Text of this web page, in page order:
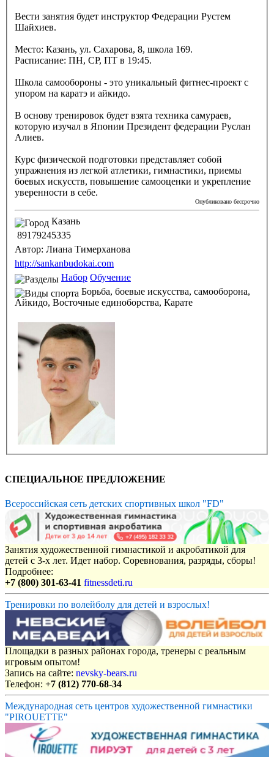
Вести занятия будет инструктор Федерации Рустем
Шайхиев.
Место: Казань, ул. Сахарова, 8, школа 169.
Расписание: ПН, СР, ПТ в 19:45.
Школа самообороны - это уникальный фитнес-проект с
упором на каратэ и айкидо.
В основу тренировок будет взята техника самураев,
которую изучал в Японии Президент федерации Руслан
Алиев.
Курс физической подготовки представляет собой
упражнения из легкой атлетики, гимнастики, приемы
боевых искусств, повышение самооценки и укрепление
уверенности в себе.
Опубликовано бессрочно
Казань
89179245335
Автор: Лиана Тимерханова
http://sankanbudokai.com
Набор Обучение
Борьба, боевые искусства, самооборона,
Айкидо, Восточные единоборства, Карате
СПЕЦИАЛЬНОЕ ПРЕДЛОЖЕНИЕ
Всероссийская сеть детских спортивных школ "FD"
Занятия художественной гимнастикой и акробатикой для
детей с 3-х лет. Идет набор. Соревнования, разряды, сборы!
Подробнее:
+7 (800) 301-63-41 fitnessdeti.ru
Тренировки по волейболу для детей и взрослых!
Площадки в разных районах города, тренеры с реальным
игровым опытом!
Запись на сайте: nevsky-bears.ru
Телефон: +7 (812) 770-68-34
Международная сеть центров художественной гимнастики
"PIROUETTE"